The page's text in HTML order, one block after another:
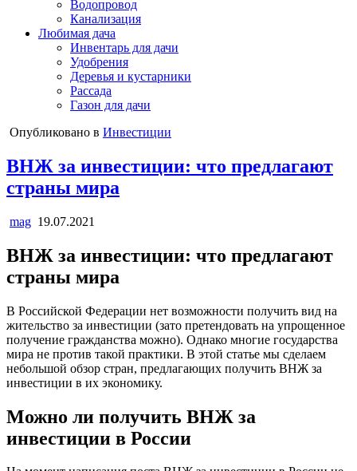
Водопровод
Канализация
Любимая дача
Инвентарь для дачи
Удобрения
Деревья и кустарники
Рассада
Газон для дачи
Опубликовано в Инвестиции
ВНЖ за инвестиции: что предлагают
страны мира
mag 19.07.2021
ВНЖ за инвестиции: что предлагают
страны мира
В Российской Федерации нет возможности получить вид на
жительство за инвестиции (зато претендовать на упрощенное
получение гражданства можно). Однако многие государства
мира не против такой практики. В этой статье мы сделаем
небольшой обзор стран, предлагающих получить ВНЖ за
инвестиции в их экономику.
Можно ли получить ВНЖ за
инвестиции в России